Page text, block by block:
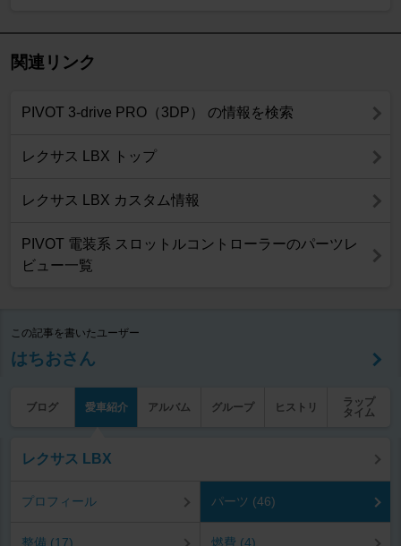
関連リンク
PIVOT 3-drive PRO（3DP） の情報を検索
レクサス LBX トップ
レクサス LBX カスタム情報
PIVOT 電装系 スロットルコントローラーのパーツレ
ビュー一覧
この記事を書いたユーザー
はちおさん
ブログ 愛車紹介 アルバム グループ ヒストリ
ラップ
タイム
レクサス LBX
プロフィール パーツ (46)
整備 (17) 燃費 (4)